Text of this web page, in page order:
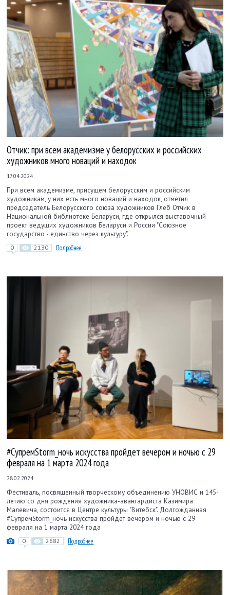
Отчик: при всем академизме у белорусских и российских
художников много новаций и находок
17.04.2024
При всем академизме, присущем белорусским и российским
художникам, у них есть много новаций и находок, отметил
председатель Белорусского союза художников Глеб Отчик в
Национальной библиотеке Беларуси, где открылся выставочный
проект ведущих художников Беларуси и России "Союзное
государство - единство через культуру".
0 2130 Подробнее
#СупремStorm_ночь искусства пройдет вечером и ночью с 29
февраля на 1 марта 2024 года
28.02.2024
Фестиваль, посвященный творческому объединению УНОВИС и 145-
летию со дня рождения художника-авангардиста Казимира
Малевича, состоится в Центре культуры "Витебск". Долгожданная
#СупремStorm_ночь искусства пройдет вечером и ночью с 29
февраля на 1 марта 2024 года
0 2682 Подробнее